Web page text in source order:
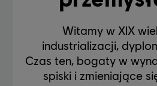
Witamy w XIX
industrializacji,
Czas ten, bogaty w
spiski i zmieniające